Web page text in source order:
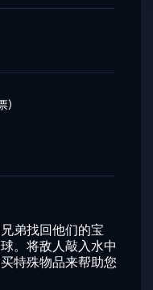
)
弟找回他们的宝
。将敌人敲入水中
特殊物品来帮助您